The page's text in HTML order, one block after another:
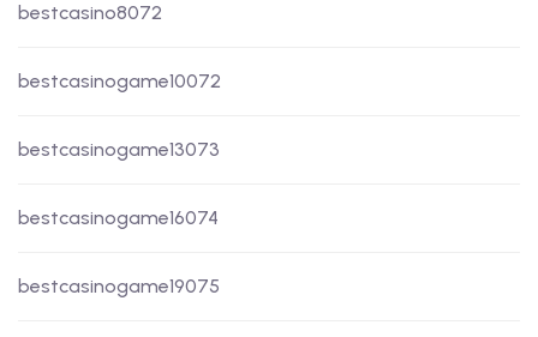
bestcasino8072
bestcasinogame10072
bestcasinogame13073
bestcasinogame16074
bestcasinogame19075